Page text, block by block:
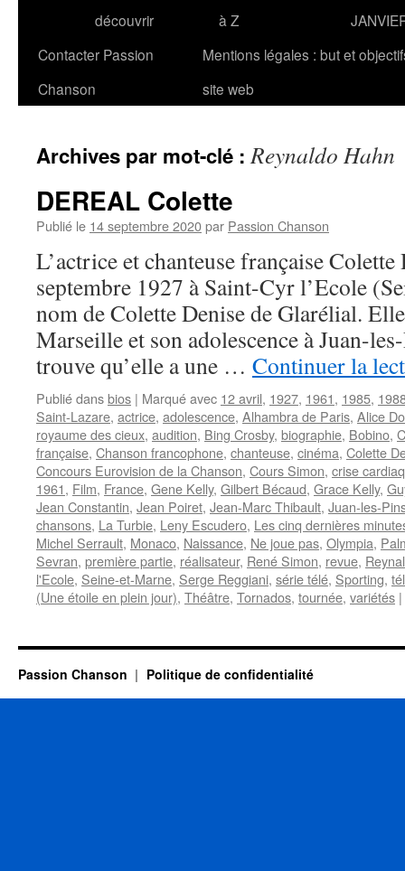
découvrir à Z
Contacter Passion
Chanson
Mentions légales : but et
site web
Archives par mot-clé :Reynaldo Hahn
DEREAL Colette
Publié le 14 septembre 2020par Passion Chanson
L’actrice et chanteuse française
septembre 1927 à Saint-Cyr l’Ecole
nom de Colette Denise de Glarélial.
Marseille et son adolescence à Juan-
trouve qu’elle a une … Continuer la
Publié dansbios | Marqué avec 12 avril, 1927, 1961, 1985,
Saint-Lazare, actrice, adolescence, Alhambra de Paris, Alice
royaume des cieux, audition, Bing Crosby, biographie, Bobino,
française, Chanson francophone, chanteuse, cinéma, Colette
Concours Eurovision de la Chanson, Cours Simon, crise
1961, Film, France, Gene Kelly, Gilbert Bécaud, Grace Kelly,
Jean Constantin, Jean Poiret, Jean-Marc Thibault, Juan-les-
chansons, La Turbie, Leny Escudero, Les cinq dernières
Michel Serrault, Monaco, Naissance, Ne joue pas, Olympia,
Sevran, première partie, réalisateur, René Simon, revue,
l'Ecole, Seine-et-Marne, Serge Reggiani, série télé, Sporting,
(Une étoile en plein jour), Théâtre, Tornados, tournée, variétés |
Passion Chanson Politique de confidentialité